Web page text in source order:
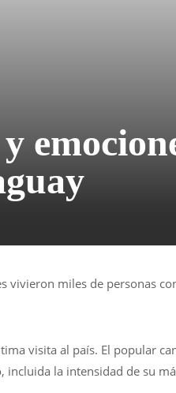
vivieron miles de personas
visita al país. El popular
la intensidad de su